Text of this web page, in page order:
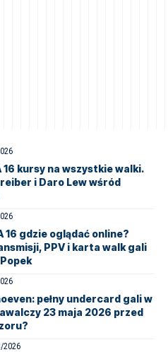
16 kursy na wszystkie walki.
i Daro Lew wśród
16 gdzie oglądać online?
PPV i karta walk gali
pełny undercard gali w
23 maja 2026 przed
2026